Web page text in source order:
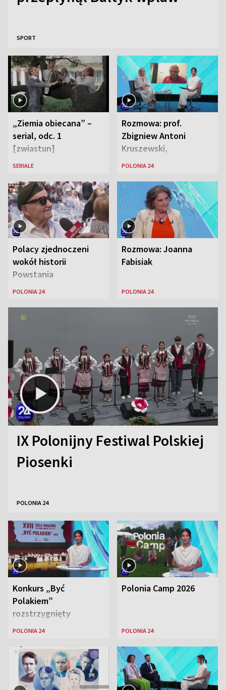
SPORT
„Ziemia obiecana” –
serial, odc. 1
[zwiastun]
SERIALE
Rozmowa: prof.
Zbigniew Antoni
Kruszewski,
Powstaniec
Zaryan, piosenkarka
POLONIA 24
Polacy zjednoczeni
wokół historii
Powstania
Warszawskiego
POLONIA 24
Rozmowa: Joanna
Fabisiak
POLONIA 24
IX Polonijny Festiwal Polskiej
Piosenki
POLONIA 24
Konkurs „Być
Polakiem”
rozstrzygnięty
POLONIA 24
Polonia Camp 2026
POLONIA 24